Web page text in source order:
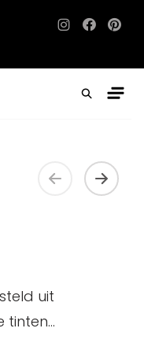
Het hele jaar door
Instagram
uit